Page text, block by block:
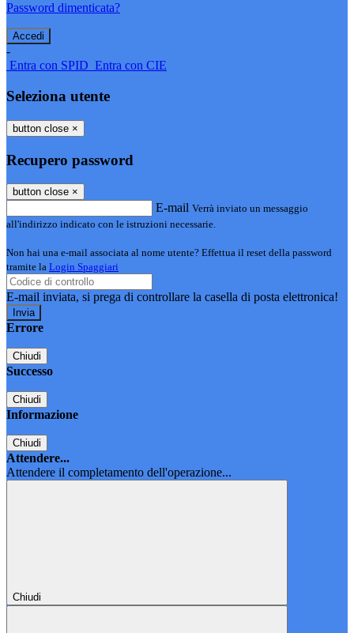
Password dimenticata?
-
Entra con SPID Entra con CIE
Seleziona utente
button close ×
Recupero password
button close ×
E-mail Verrà inviato un messaggio
all'indirizzo indicato con le istruzioni necessarie.
Non hai una e-mail associata al nome utente? Effettua il reset della password
tramite la Login Spaggiari
E-mail inviata, si prega di controllare la casella di posta elettronica!
Errore
Chiudi
Successo
Chiudi
Informazione
Chiudi
Attendere...
Attendere il completamento dell'operazione...
Chiudi